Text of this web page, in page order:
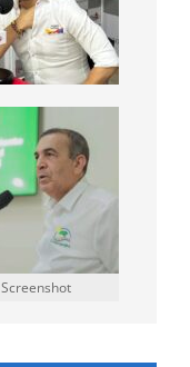
Screenshot